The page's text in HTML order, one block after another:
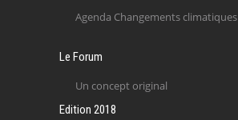
Agenda Changements climatiques
Le Forum
Un concept original
Edition 2018